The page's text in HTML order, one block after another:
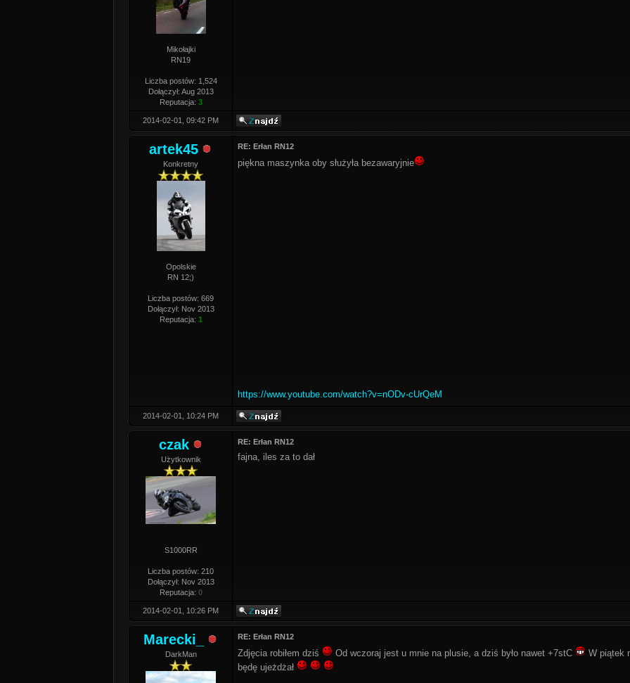
Mikołajki
RN19
Liczba postów: 1,524
Dołączył: Aug 2013
Reputacja: 3
2014-02-01, 09:42 PM
artek45
Konkretny
Opolskie
RN 12;)
Liczba postów: 669
Dołączył: Nov 2013
Reputacja: 1
RE: Erłan RN12
piękna maszynka oby służyła bezawaryjnie
https://www.youtube.com/watch?v=nODv-cUrQeM
2014-02-01, 10:24 PM
czak
Użytkownik
S1000RR
Liczba postów: 210
Dołączył: Nov 2013
Reputacja: 0
RE: Erłan RN12
fajna, iles za to dał
2014-02-01, 10:26 PM
Marecki_
DarkMan
RE: Erłan RN12
Zdjęcia robiłem dziś Od wczoraj jest u mnie na plusie, a dziś było nawet +7stC
W piątek
będę ujeżdżał